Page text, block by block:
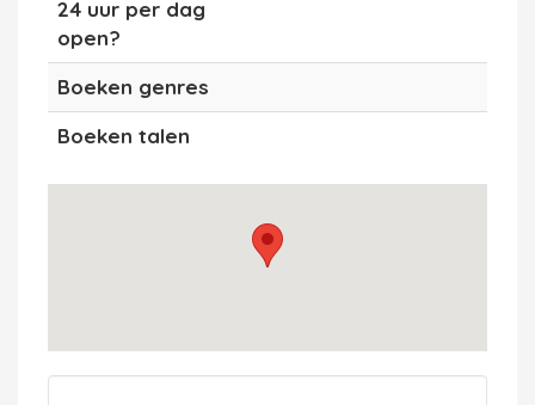
24 uur per dag
open?
Boeken genres
Boeken talen